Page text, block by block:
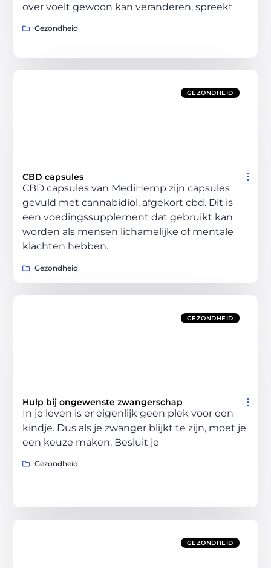
over voelt gewoon kan veranderen, spreekt
Gezondheid
GEZONDHEID
CBD capsules
CBD capsules van MediHemp zijn capsules
gevuld met cannabidiol, afgekort cbd. Dit is
een voedingssupplement dat gebruikt kan
worden als mensen lichamelijke of mentale
klachten hebben.
Gezondheid
GEZONDHEID
Hulp bij ongewenste zwangerschap
In je leven is er eigenlijk geen plek voor een
kindje. Dus als je zwanger blijkt te zijn, moet je
een keuze maken. Besluit je
Gezondheid
GEZONDHEID